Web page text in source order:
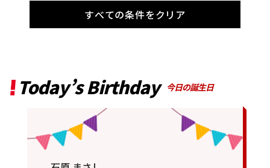
すべての条件をクリア
Today’s Birthday 今日の誕生日